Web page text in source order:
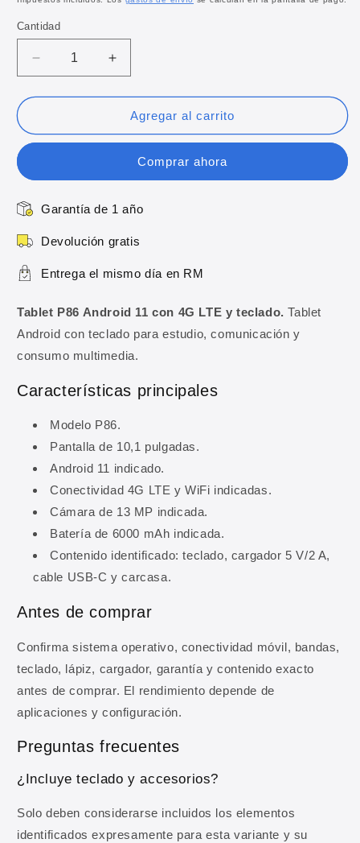
Cantidad
Reducir
cantidad
para
P86
con
LTE
teclado
Aumentar
cantidad
para
Tablet
P86
con
LTE
teclado
Agregar al carrito
Comprar ahora
Garantía de 1 año
Devolución gratis
Entrega el mismo día en RM
Tablet P86 Android 11 con 4G LTE y teclado. Tablet
Android con teclado para estudio, comunicación y
consumo multimedia.
Características principales
Modelo P86.
Pantalla de 10,1 pulgadas.
Android 11 indicado.
Conectividad 4G LTE y WiFi indicadas.
Cámara de 13 MP indicada.
Batería de 6000 mAh indicada.
Contenido identificado: teclado, cargador 5 V/2 A,
cable USB-C y carcasa.
Antes de comprar
Confirma sistema operativo, conectividad móvil, bandas,
teclado, lápiz, cargador, garantía y contenido exacto
antes de comprar. El rendimiento depende de
aplicaciones y configuración.
Preguntas frecuentes
¿Incluye teclado y accesorios?
Solo deben considerarse incluidos los elementos
identificados expresamente para esta variante y su
10% DE DESCUENTO
descuento en tu primera
compra
Ingresa tu correo para obtener 10% de
descuento en tu primera compra, además de
ofertas y novedades.
Correo electrónico
OBTENER MI 10% DE DESCUENTO